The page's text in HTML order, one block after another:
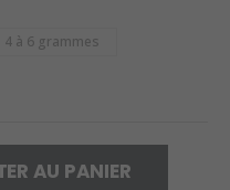
4 à 6 grammes
AU PANIER